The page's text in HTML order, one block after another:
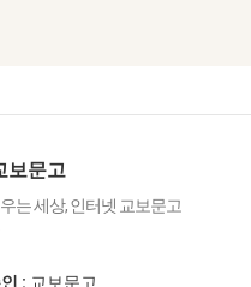
보문고
는 세상, 인터넷 교보문고
: 교보문고